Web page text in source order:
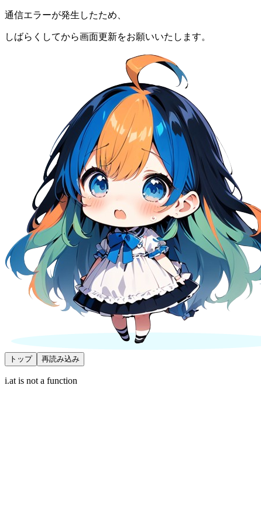
通信エラーが発生したため、
しばらくしてから画面更新をお願いいたします。
トップ 再読み込み
i.at is not a function